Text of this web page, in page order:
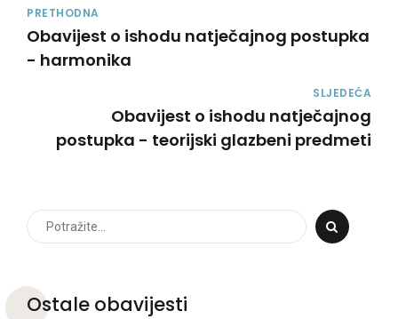
PRETHODNA
Obavijest o ishodu natječajnog postupka
- harmonika
SLJEDEĆA
Obavijest o ishodu natječajnog
postupka - teorijski glazbeni predmeti
Ostale obavijesti